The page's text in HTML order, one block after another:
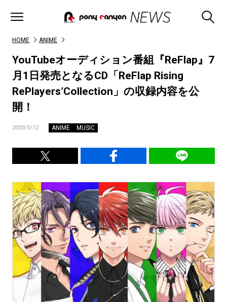
HOME ANIME
YouTubeオーディション番組『ReFlap』7
月1日発売となるCD「ReFlap Rising
RePlayers’Collection」の収録内容を公
開！
2020/5/12 ANIME MUSIC